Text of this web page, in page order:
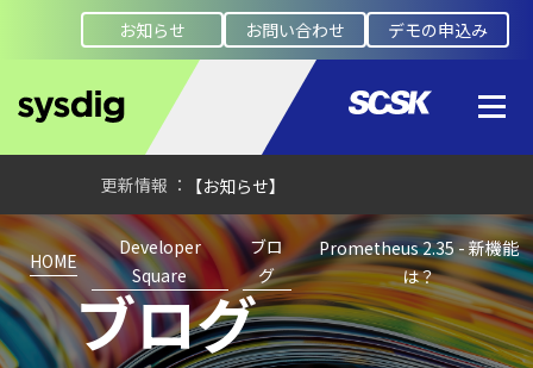
お知らせ お問い合わせ デモの申込み
【ブログ】CISO
のための Headless
Cloud Security
【お知らせ】
ブログを更新しました
【お知らせ】
ブログを更新しました
【ブログ】
ブログ
HOME
Developer
Square
ブロ
グ
Prometheus 2.35 - 新機能
は？